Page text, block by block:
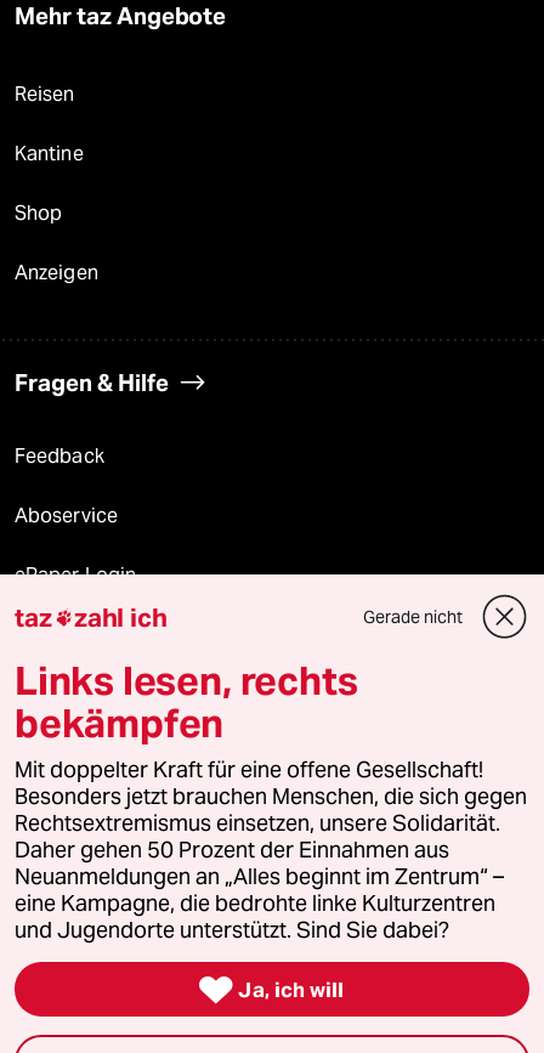
Mehr taz Angebote
Reisen
Kantine
Shop
Anzeigen
Fragen & Hilfe
Feedback
Aboservice
ePaper Login
Downloads für Abonnierende
© 2026 taz Verlags und Vertriebs GmbH
Alle Rechte vorbehalten. Bei rechtlichen Fragen oder für Genehmigungen
wenden Sie sich bitte an lizenzen@taz.de
Feedback Redaktionsstatut Kommune-Richtlinien
Leitlinie Informant Datenschutz Impressum AGB
Seitenwende Einwilligungen widerrufen (Ads)
taz zahl ich Gerade nicht
Links lesen, rechts
bekämpfen
Mit doppelter Kraft für eine offene Gesellschaft!
Besonders jetzt brauchen Menschen, die sich gegen
Rechtsextremismus einsetzen, unsere Solidarität.
Daher gehen 50 Prozent der Einnahmen aus
Neuanmeldungen an „Alles beginnt im Zentrum“ –
eine Kampagne, die bedrohte linke Kulturzentren
und Jugendorte unterstützt. Sind Sie dabei?
 Ja, ich will